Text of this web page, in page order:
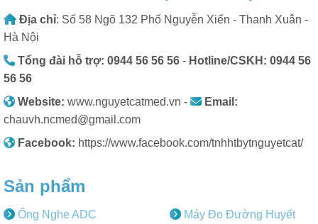
Địa chỉ: Số 58 Ngõ 132 Phố Nguyễn Xiển - Thanh Xuân -
Hà Nội
Tổng đài hỗ trợ: 0944 56 56 56 - Hotline/CSKH: 0944 56
56 56
Website: www.nguyetcatmed.vn -
Email:
chauvh.ncmed@gmail.com
Facebook: https://www.facebook.com/tnhhtbytnguyetcat/
Sản phẩm
Ống Nghe ADC
Máy Đo Đường Huyết